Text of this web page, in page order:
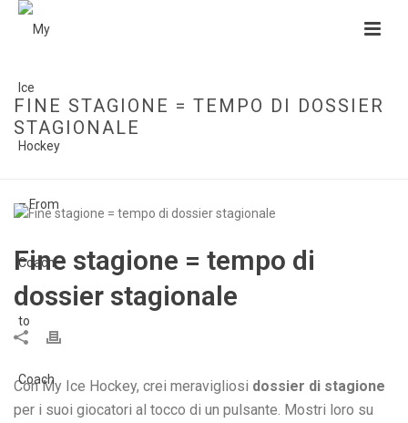
FINE STAGIONE = TEMPO DI DOSSIER
STAGIONALE
Fine stagione = tempo di
dossier stagionale
Con My Ice Hockey, crei meravigliosi dossier di stagione
per i suoi giocatori al tocco di un pulsante. Mostri loro su